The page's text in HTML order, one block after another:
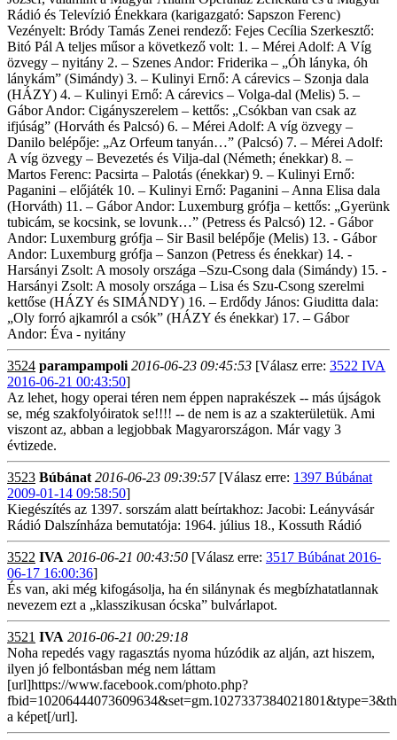
Rádió és Televízió Énekkara (karigazgató: Sapszon Ferenc)
Vezényelt: Bródy Tamás Zenei rendező: Fejes Cecília Szerkesztő:
Bitó Pál A teljes műsor a következő volt: 1. – Mérei Adolf: A Víg
özvegy – nyitány 2. – Szenes Andor: Friderika – „Óh lányka, óh
lánykám” (Simándy) 3. – Kulinyi Ernő: A cárevics – Szonja dala
(HÁZY) 4. – Kulinyi Ernő: A cárevics – Volga-dal (Melis) 5. –
Gábor Andor: Cigányszerelem – kettős: „Csókban van csak az
ifjúság” (Horváth és Palcsó) 6. – Mérei Adolf: A víg özvegy –
Danilo belépője: „Az Orfeum tanyán…” (Palcsó) 7. – Mérei Adolf:
A víg özvegy – Bevezetés és Vilja-dal (Németh; énekkar) 8. –
Martos Ferenc: Pacsirta – Palotás (énekkar) 9. – Kulinyi Ernő:
Paganini – előjáték 10. – Kulinyi Ernő: Paganini – Anna Elisa dala
(Horváth) 11. – Gábor Andor: Luxemburg grófja – kettős: „Gyerünk
tubicám, se kocsink, se lovunk…” (Petress és Palcsó) 12. - Gábor
Andor: Luxemburg grófja – Sir Basil belépője (Melis) 13. - Gábor
Andor: Luxemburg grófja – Sanzon (Petress és énekkar) 14. -
Harsányi Zsolt: A mosoly országa –Szu-Csong dala (Simándy) 15. -
Harsányi Zsolt: A mosoly országa – Lisa és Szu-Csong szerelmi
kettőse (HÁZY és SIMÁNDY) 16. – Erdődy János: Giuditta dala:
„Oly forró ajkamról a csók” (HÁZY és énekkar) 17. – Gábor
Andor: Éva - nyitány
3524 parampampoli 2016-06-23 09:45:53 [Válasz erre: 3522 IVA
2016-06-21 00:43:50]
Az lehet, hogy operai téren nem éppen naprakészek -- más újságok
se, még szakfolyóiratok se!!!! -- de nem is az a szakterületük. Ami
viszont az, abban a legjobbak Magyarországon. Már vagy 3
évtizede.
3523 Búbánat 2016-06-23 09:39:57[Válasz erre: 1397 Búbánat
2009-01-14 09:58:50]
Kiegészítés az 1397. sorszám alatt beírtakhoz: Jacobi: Leányvásár
Rádió Dalszínháza bemutatója: 1964. július 18., Kossuth Rádió
3522 IVA 2016-06-21 00:43:50 [Válasz erre: 3517 Búbánat 2016-
06-17 16:00:36]
És van, aki még kifogásolja, ha én silánynak és megbízhatatlannak
nevezem ezt a „klasszikusan ócska” bulvárlapot.
3521 IVA 2016-06-21 00:29:18
Noha repedés vagy ragasztás nyoma húzódik az alján, azt hiszem,
ilyen jó felbontásban még nem láttam
[url]https://www.facebook.com/photo.php?
a képet[/url].